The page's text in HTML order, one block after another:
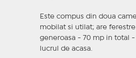
Este compus din doua
mobilat si utilat; are
generoasa - 70 mp in total
lucrul de acasa.